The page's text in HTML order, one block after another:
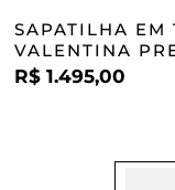
SAPATILHA EM
VALENTINA
R$ 1.495,00